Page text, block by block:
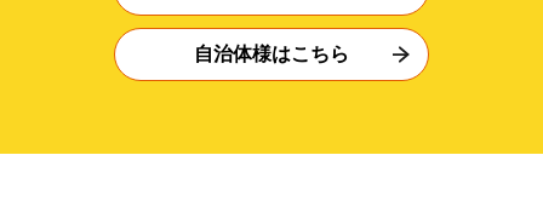
自治体様はこちら